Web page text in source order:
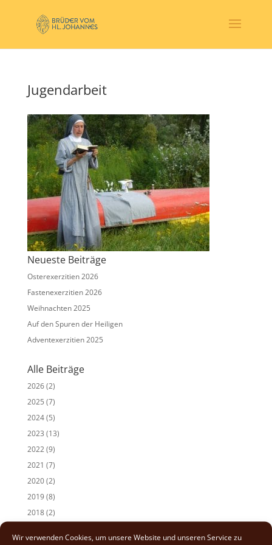
Wir verwenden Cookies, um unsere Website und unseren Service zu
Jugendarbeit
Neueste Beiträge
Osterexerzitien 2026
Fastenexerzitien 2026
Weihnachten 2025
Auf den Spuren der Heiligen
Adventexerzitien 2025
Alle Beiträge
2026(2)
2025 (7)
2024(5)
2023 (13)
2022(9)
2021 (7)
2020(2)
2019(8)
2018(2)